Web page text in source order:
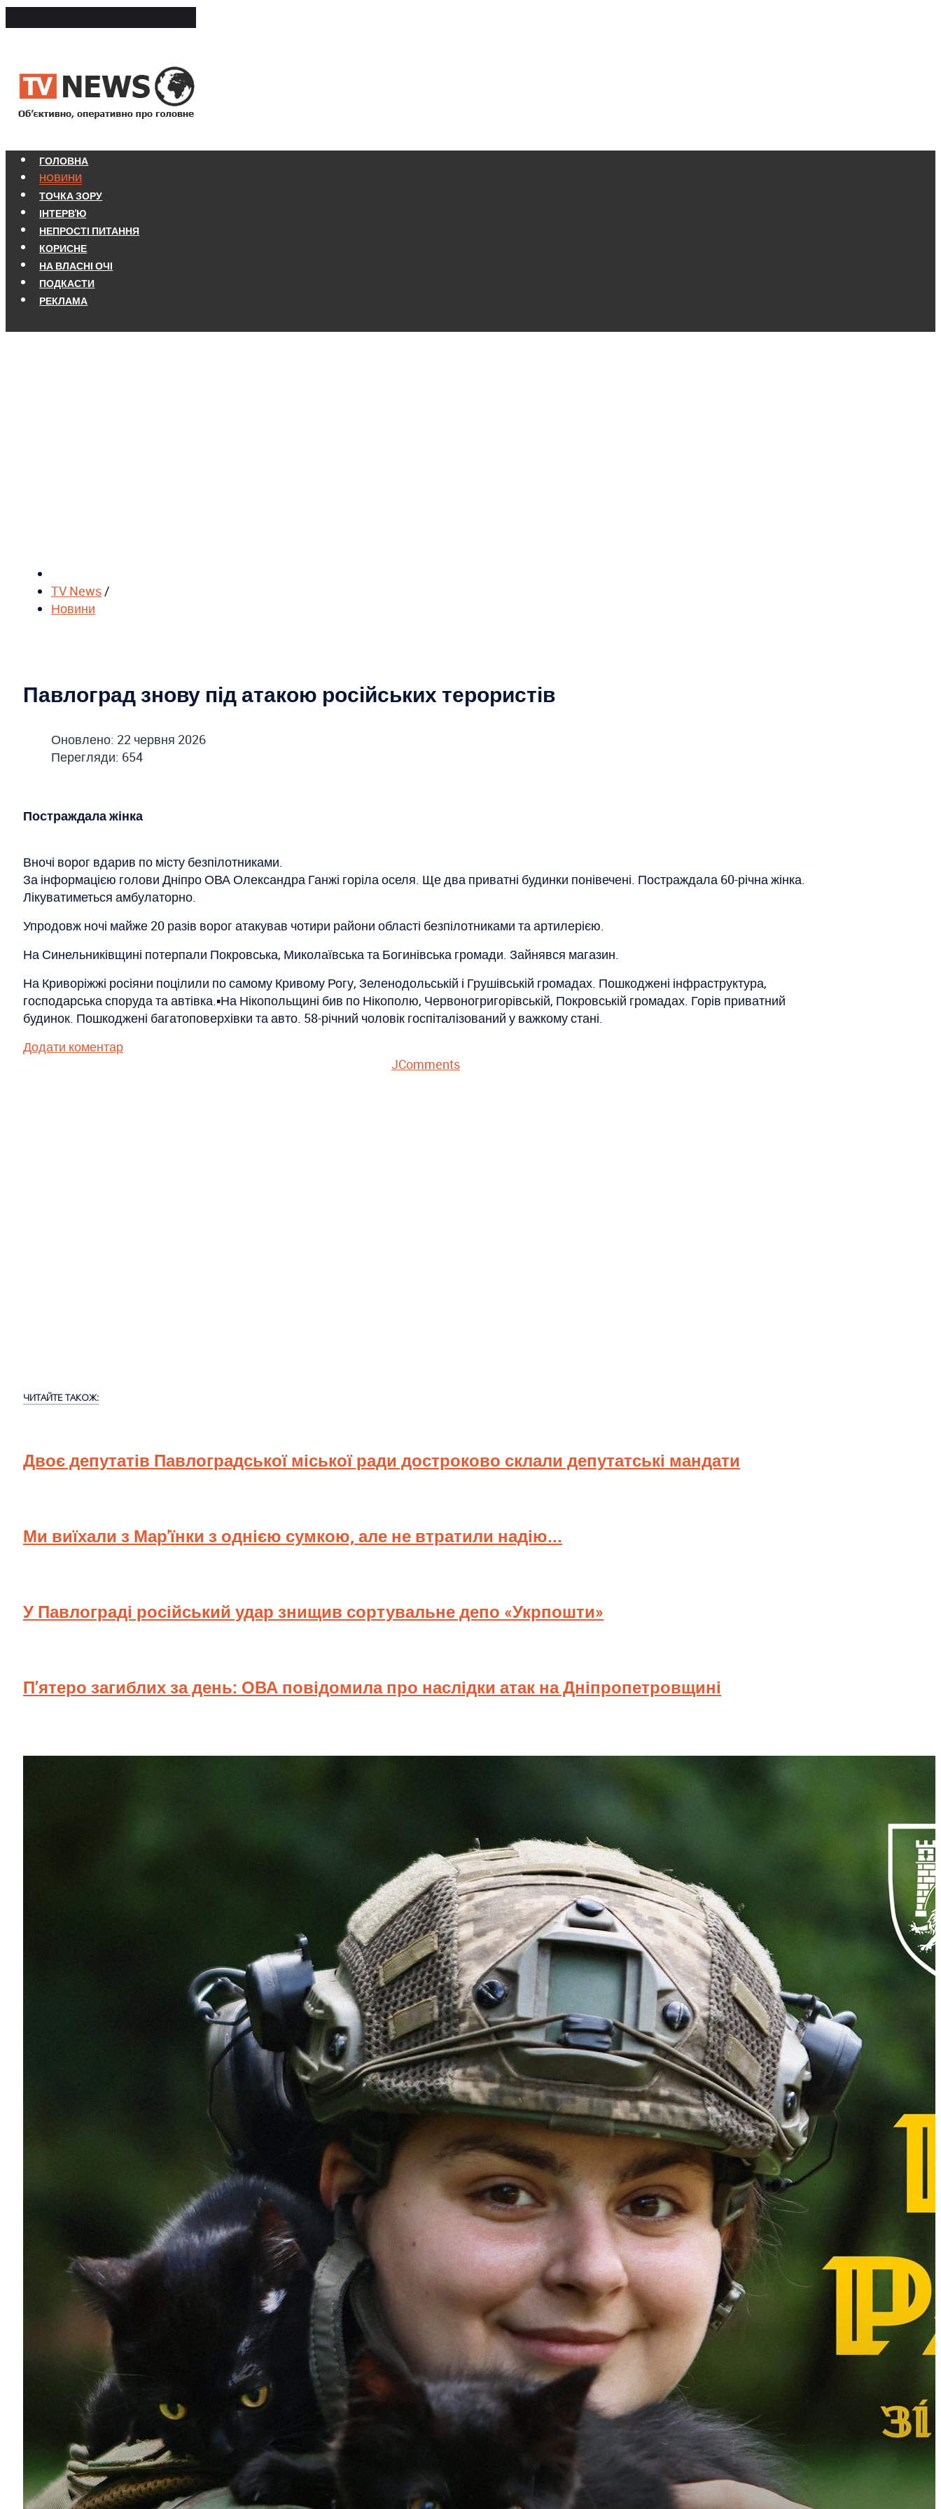
ГОЛОВНА
НОВИНИ
ТОЧКА ЗОРУ
ІНТЕРВ'Ю
НЕПРОСТІ ПИТАННЯ
КОРИСНЕ
НА ВЛАСНІ ОЧІ
ПОДКАСТИ
РЕКЛАМА
TV News /
Новини
Павлоград знову під атакою російських терористів
Оновлено: 22 червня 2026
Перегляди: 654
Постраждала жінка
Вночі ворог вдарив по місту безпілотниками.
За інформацією голови Дніпро ОВА Олександра Ганжі горіла оселя. Ще два приватні будинки понівечені. Постраждала 60-річна жінка.
Лікуватиметься амбулаторно.
Упродовж ночі майже 20 разів ворог атакував чотири райони області безпілотниками та артилерією.
На Синельниківщині потерпали Покровська, Миколаївська та Богинівська громади. Зайнявся магазин.
На Криворіжжі росіяни поцілили по самому Кривому Рогу, Зеленодольській і Грушівській громадах. Пошкоджені інфраструктура,
господарська споруда та автівка.▪️На Нікопольщині бив по Нікополю, Червоногригорівській, Покровській громадах. Горів приватний
будинок. Пошкоджені багатоповерхівки та авто. 58-річний чоловік госпіталізований у важкому стані.
Додати коментар
JComments
ЧИТАЙТЕ ТАКОЖ:
Двоє депутатів Павлоградської міської ради достроково склали депутатські мандати
Ми виїхали з Мар'їнки з однією сумкою, але не втратили надію...
У Павлограді російський удар знищив сортувальне депо «Укрпошти»
П’ятеро загиблих за день: ОВА повідомила про наслідки атак на Дніпропетровщині